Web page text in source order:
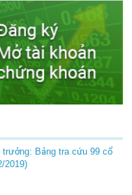
Bảng tra cứu 99 cổ
2019)